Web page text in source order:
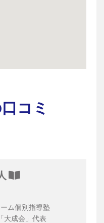
コミ
ム個別指導塾
「大成会」代表